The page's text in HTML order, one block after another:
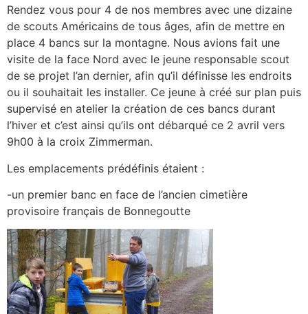
Rendez vous pour 4 de nos membres avec une dizaine
de scouts Américains de tous âges, afin de mettre en
place 4 bancs sur la montagne. Nous avions fait une
visite de la face Nord avec le jeune responsable scout
de se projet l’an dernier, afin qu’il définisse les endroits
ou il souhaitait les installer. Ce jeune à créé sur plan puis
supervisé en atelier la création de ces bancs durant
l’hiver et c’est ainsi qu’ils ont débarqué ce 2 avril vers
9h00 à la croix Zimmerman.
Les emplacements prédéfinis étaient :
-un premier banc en face de l’ancien cimetière
provisoire français de Bonnegoutte